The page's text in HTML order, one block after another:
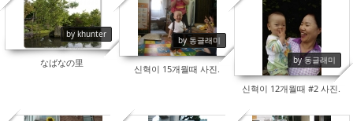
by khunter
13873
なばなの里
by 동글래미
8440
신혁이 15개월때 사진.
by 동글래미
9278
신혁이 12개월때 #2 사진.